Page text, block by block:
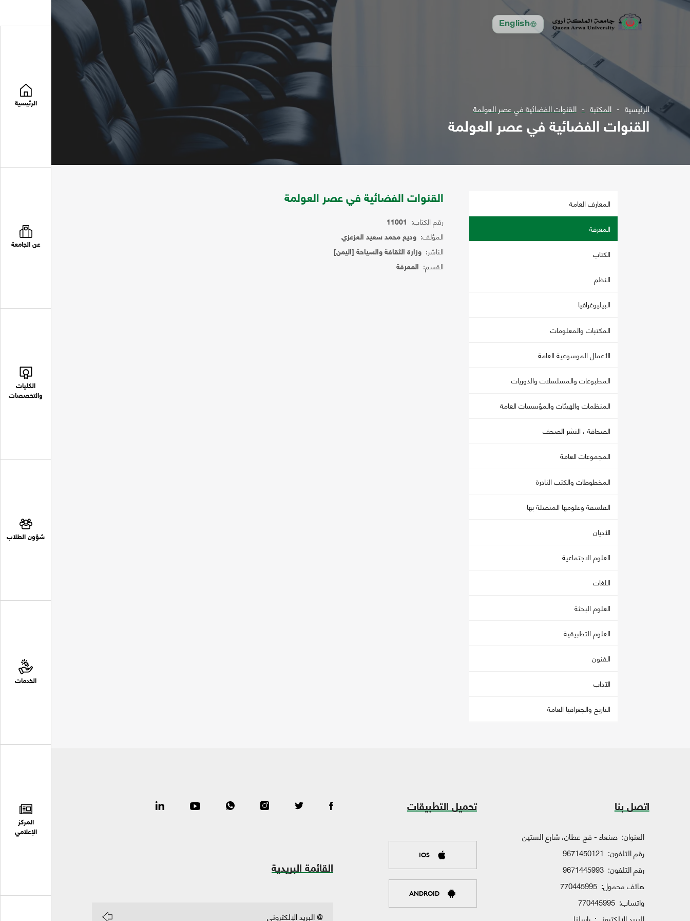
English
الرئيسية
عن الجامعة
الكليات
والتخصصات
شؤون الطلاب
الخدمات
المركز
الإعلامي
الرئيسية المكتبة القنوات الفضائية في عصر العولمة
القنوات الفضائية في عصر العولمة
المعارف العامة
المعرفة
الكتاب
النظم
البيليوغرافيا
المكتبات والمعلومات
الأعمال الموسوعية العامة
المطبوعات والمسلسلات والدوريات
المنظمات والهيئات والمؤسسات العامة
الصحافة ، النشر الصحف
المجموعات العامة
المخطوطات والكتب النادرة
الفلسفة وعلومها المتصلة بها
الأديان
العلوم الاجتماعية
اللغات
العلوم البحثة
العلوم التطبيقية
الفنون
الآداب
التاريخ والجغرافيا العامة
القنوات الفضائية في عصر العولمة
رقم الكتاب: 11001
المؤلف: وديع محمد سعيد العزعزي
الناشر: وزارة الثقافة والسياحة [اليمن]
القسم: المعرفة
اتصل بنا
العنوان: صنعاء - فج عطان، شارع الستين
رقم التلفون: 9671450121
رقم التلفون: 9671445993
هاتف محمول: 770445995
واتساب: 770445995
تحميل التطبيقات
IOS
ANDROID
القائمة البريدية